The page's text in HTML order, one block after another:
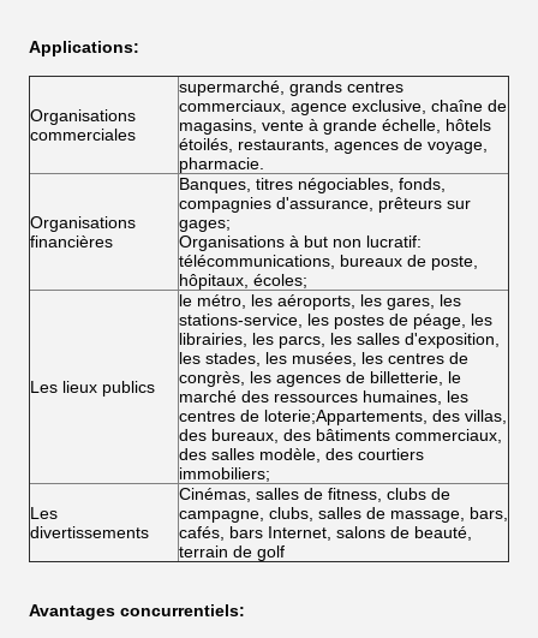
Applications:
Organisations
commerciales
supermarché, grands centres
commerciaux, agence exclusive, chaîne de
magasins, vente à grande échelle, hôtels
étoilés, restaurants, agences de voyage,
pharmacie.
Organisations
financières
Banques, titres négociables, fonds,
compagnies d'assurance, prêteurs sur
gages;
Organisations à but non lucratif:
télécommunications, bureaux de poste,
hôpitaux, écoles;
Les lieux publics
le métro, les aéroports, les gares, les
stations-service, les postes de péage, les
librairies, les parcs, les salles d'exposition,
les stades, les musées, les centres de
congrès, les agences de billetterie, le
marché des ressources humaines, les
centres de loterie;Appartements, des villas,
des bureaux, des bâtiments commerciaux,
des salles modèle, des courtiers
immobiliers;
Les
divertissements
Cinémas, salles de fitness, clubs de
campagne, clubs, salles de massage, bars,
cafés, bars Internet, salons de beauté,
terrain de golf
Avantages concurrentiels: